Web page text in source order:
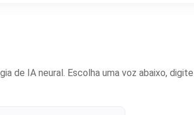
de IA neural. Escolha uma voz abaixo,